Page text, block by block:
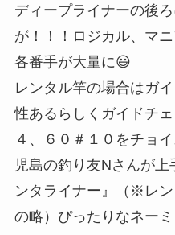
ディープライナーの後
が！！！ロジカル、マ
各番手が大量に😃
レンタル竿の場合はガ
性あるらしくガイドチ
４、６０＃１０をチョ
児島の釣り友Nさんが
ンタライナー』（※レ
の略）ぴったりなネー